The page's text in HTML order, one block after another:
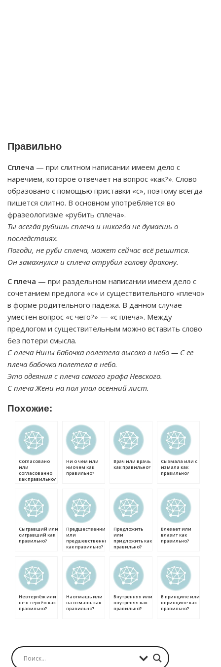
Правильно
Сплеча — при слитном написании имеем дело с
наречием, которое отвечает на вопрос «как?». Слово
образовано с помощью приставки «с», поэтому всегда
пишется слитно. В основном употребляется во
фразеологизме «рубить сплеча».
Ты всегда рубишь сплеча и никогда не думаешь о
последствиях.
Погоди, не руби сплеча, может сейчас всё решится.
Он замахнулся и сплеча отрубил голову дракону.
С плеча — при раздельном написании имеем дело с
сочетанием предлога «с» и существительного «плечо»
в форме родительного падежа. В данном случае
уместен вопрос «с чего?» — «с плеча». Между
предлогом и существительным можно вставить слово
без потери смысла.
С плеча Нины бабочка полетела высоко в небо — С ее
плеча бабочка полетела в небо.
Это одеяния с плеча самого графа Невского.
С плеча Жени на пол упал осенний лист.
Похожие:
Согласовано
или
согласованно
как правильно?
Ни о чем или
ниочем как
правильно?
Врач или врачь
как правильно?
Сызмала или с
измала как
правильно?
Сыгравший или
сигравший как
правильно?
Предшественник
или
предшевственник
как правильно?
Предложить
или
придложить как
правильно?
Влезает или
влазит как
правильно?
Невтерпёж или
не в терпёж как
правильно?
Наотмашь или
на отмашь как
правильно?
Внутренняя или
внутреняя как
правильно?
В принципе или
впринципе как
правильно?